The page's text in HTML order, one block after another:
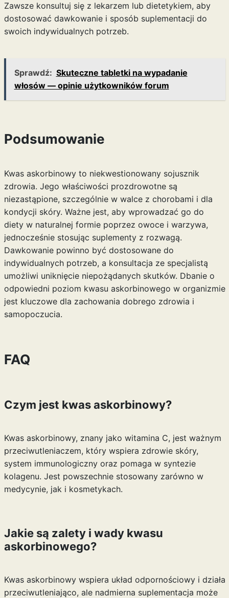
Zawsze konsultuj się z lekarzem lub dietetykiem, aby
dostosować dawkowanie i sposób suplementacji do
swoich indywidualnych potrzeb.
Sprawdź: Skuteczne tabletki na wypadanie
włosów — opinie użytkowników forum
Podsumowanie
Kwas askorbinowy to niekwestionowany sojusznik
zdrowia. Jego właściwości prozdrowotne są
niezastąpione, szczególnie w walce z chorobami i dla
kondycji skóry. Ważne jest, aby wprowadzać go do
diety w naturalnej formie poprzez owoce i warzywa,
jednocześnie stosując suplementy z rozwagą.
Dawkowanie powinno być dostosowane do
indywidualnych potrzeb, a konsultacja ze specjalistą
umożliwi uniknięcie niepożądanych skutków. Dbanie o
odpowiedni poziom kwasu askorbinowego w organizmie
jest kluczowe dla zachowania dobrego zdrowia i
samopoczucia.
FAQ
Czym jest kwas askorbinowy?
Kwas askorbinowy, znany jako witamina C, jest ważnym
przeciwutleniaczem, który wspiera zdrowie skóry,
system immunologiczny oraz pomaga w syntezie
kolagenu. Jest powszechnie stosowany zarówno w
medycynie, jak i kosmetykach.
Jakie są zalety i wady kwasu
askorbinowego?
Kwas askorbinowy wspiera układ odpornościowy i działa
przeciwutleniająco, ale nadmierna suplementacja może